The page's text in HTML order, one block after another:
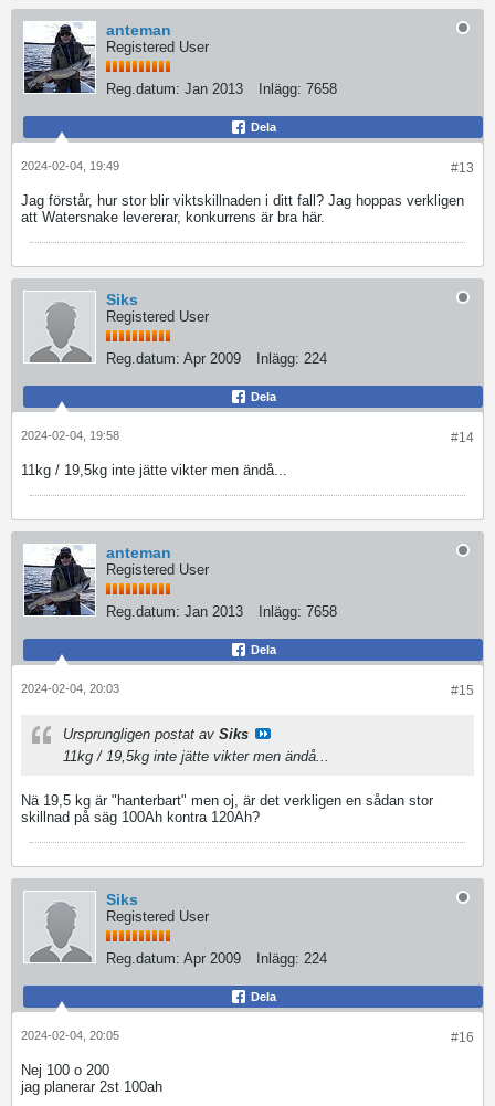
anteman
Registered User
Reg.datum: Jan 2013 Inlägg: 7658
Dela
#13
2024-02-04, 19:49
Jag förstår, hur stor blir viktskillnaden i ditt fall? Jag hoppas verkligen
att Watersnake levererar, konkurrens är bra här.
Siks
Registered User
Reg.datum: Apr 2009 Inlägg: 224
Dela
#14
2024-02-04, 19:58
11kg / 19,5kg inte jätte vikter men ändå...
anteman
Registered User
Reg.datum: Jan 2013 Inlägg: 7658
Dela
#15
2024-02-04, 20:03
Ursprungligen postat av Siks
11kg / 19,5kg inte jätte vikter men ändå...
Nä 19,5 kg är "hanterbart" men oj, är det verkligen en sådan stor
skillnad på säg 100Ah kontra 120Ah?
Siks
Registered User
Reg.datum: Apr 2009 Inlägg: 224
Dela
#16
2024-02-04, 20:05
Nej 100 o 200
jag planerar 2st 100ah